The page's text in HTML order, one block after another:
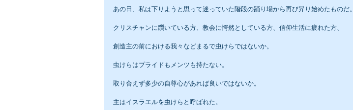
あの日、私は下りようと思って迷っていた階段の踊り場から再び昇り始めたものだ。
クリスチャンに躓いている方、教会に愕然としている方、信仰生活に疲れた方、
創造主の前における我々などまるで虫けらではないか。
虫けらはプライドもメンツも持たない。
取り合えず多少の自尊心があれば良いではないか。
主はイスラエルを虫けらと呼ばれた。